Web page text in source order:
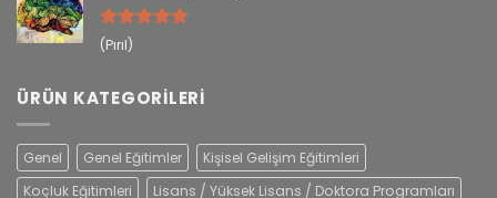
5 üzerinden
(Pırıl)
ÜRÜN KATEGORILERI
Genel Genel Eğitimler
Kişisel Gelişim Eğitimleri
Koçluk Eğitimleri
Lisans / Yüksek Lisans / Doktora Programları